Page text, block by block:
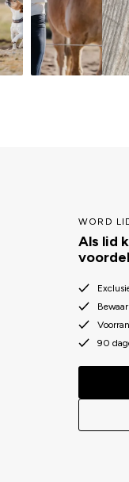
WORD
Als lid
90